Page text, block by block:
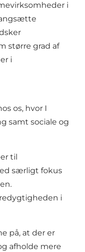
i
større grad af
i
os, hvor I
samt sociale og
til
særligt fokus
i
på, at der er
afholde mere